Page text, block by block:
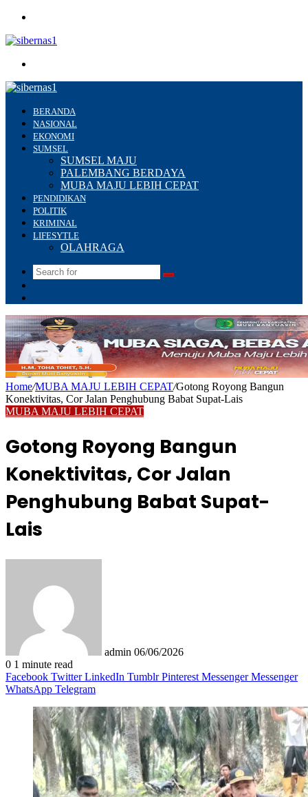
BERANDA
NASIONAL
EKONOMI
SUMSEL
SUMSEL MAJU
PALEMBANG BERDAYA
MUBA MAJU LEBIH CEPAT
PENDIDIKAN
POLITIK
KRIMINAL
LIFESYTLE
OLAHRAGA
Search
Home/MUBA MAJU LEBIH CEPAT/Gotong Royong Bangun
Konektivitas, Cor Jalan Penghubung Babat Supat-Lais
MUBA MAJU LEBIH CEPAT
Gotong Royong Bangun
Konektivitas, Cor Jalan
Penghubung Babat Supat-
Lais
admin 06/06/2026
0 1 minute read
Facebook Twitter LinkedIn Tumblr Pinterest Messenger Messenger
WhatsApp Telegram